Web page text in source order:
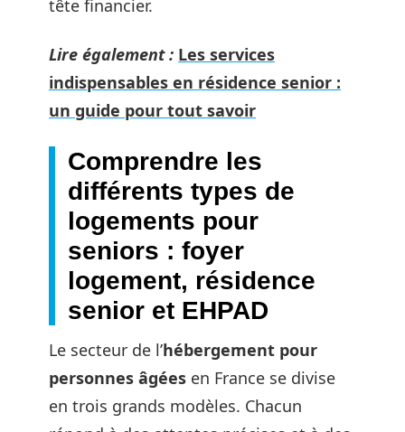
tête financier.
Lire également : Les services
indispensables en résidence senior :
un guide pour tout savoir
Comprendre les
différents types de
logements pour
seniors : foyer
logement, résidence
senior et EHPAD
Le secteur de l’hébergement pour
personnes âgées en France se divise
en trois grands modèles. Chacun